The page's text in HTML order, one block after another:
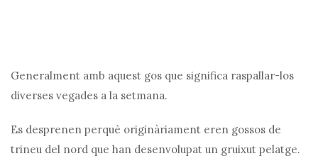
Generalment amb aquest gos que significa raspallar-los
diverses vegades a la setmana.
Es desprenen perquè originàriament eren gossos de
trineu del nord que han desenvolupat un gruixut pelatge.